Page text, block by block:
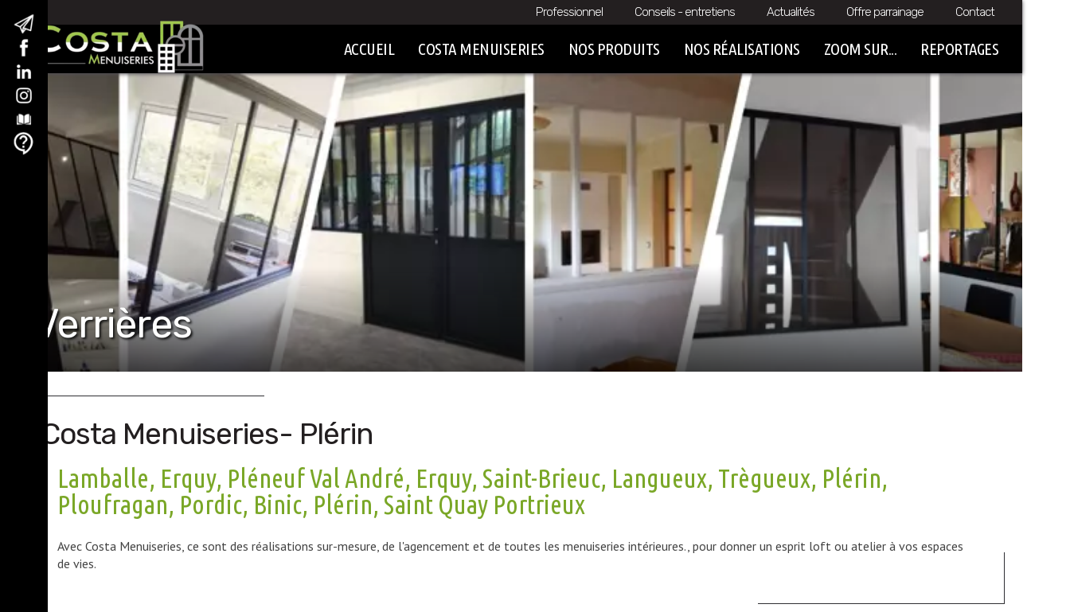
Professionnel Conseils - entretiens Actualités Offre parrainage Contact
ACCUEIL COSTA MENUISERIES NOS PRODUITS NOS RÉALISATIONS ZOOM SUR... REPORTAGES
Verrières
Costa Menuiseries- Plérin
Lamballe, Erquy, Pléneuf Val André, Erquy, Saint-Brieuc, Langueux, Trègueux, Plérin,
Ploufragan, Pordic, Binic, Plérin, Saint Quay Portrieux
Avec Costa Menuiseries, ce sont des réalisations sur-mesure, de l'agencement et de toutes les menuiseries intérieures., pour donner un esprit loft ou atelier à vos espaces
de vies.